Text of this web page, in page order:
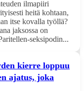
ilmapiiri
heitä kohtaan,
itse kovalla työllä?
jaksossa on
seksipodin...
kierre loppuu
ajatus, joka